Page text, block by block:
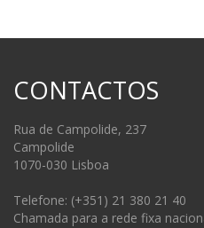
CONTACTOS
Rua de Campolide, 237
Campolide
1070-030 Lisboa
Telefone: (+351) 21 380 21 40
Chamada para a rede fixa